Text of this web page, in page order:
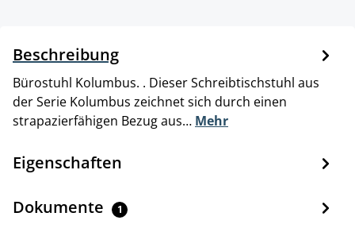
Beschreibung
Bürostuhl Kolumbus. . Dieser Schreibtischstuhl aus
der Serie Kolumbus zeichnet sich durch einen
strapazierfähigen Bezug aus… Mehr
Eigenschaften
Dokumente 1